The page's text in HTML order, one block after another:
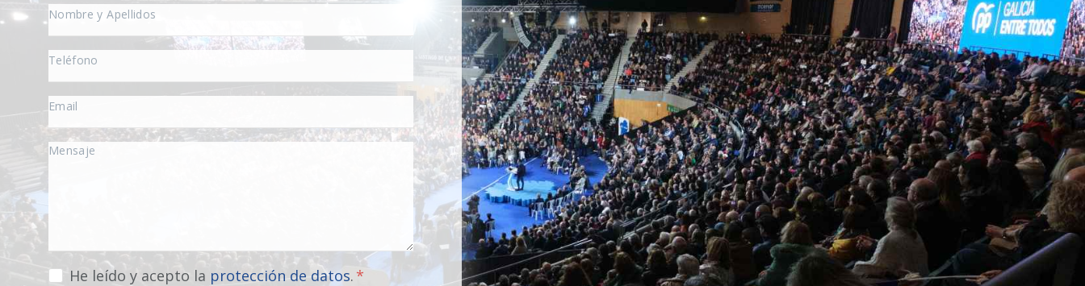
He leído y acepto la protección de datos.